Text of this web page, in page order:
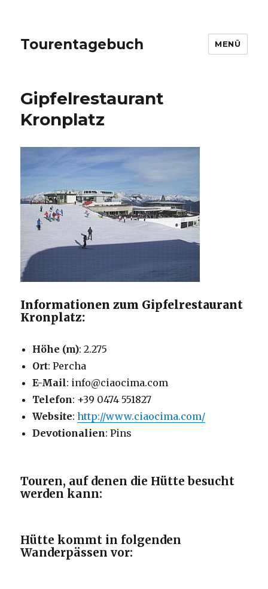
Tourentagebuch MENÜ
Gipfelrestaurant
Kronplatz
Informationen zum Gipfelrestaurant
Kronplatz:
Höhe (m): 2.275
Ort: Percha
E-Mail: info@ciaocima.com
Telefon: +39 0474 551827
Website:http://www.ciaocima.com/
Devotionalien: Pins
Touren, auf denen die Hütte besucht
werden kann:
Hütte kommt in folgenden
Wanderpässen vor: